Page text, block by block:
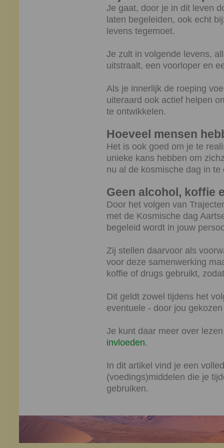
Je gaat, door je in dit leven
laten begeleiden, ook echt
levens tegemoet.
Je zult in volgende levens,
uitstraalt, een voorloper en
Als je innerlijk de roeping
uiteraard ook actief helpen
te ontwikkelen.
Hoeveel mensen
Het is ook goed om je te
unieke kans hebben om
nu al de kosmische dag in te
Geen alcohol, koffie
Door het volgen van
met de Kosmische dag
begeleid wordt in jouw
Zij stellen daarvoor als
voor deze samenwerking
koffie of drugs gebruikt,
Dit geldt zowel tijdens het
eventuele - door jou
Je kunt daar meer over
invloeden.
In dit artikel vind je een
(voedings)middelen die je
gebruiken.